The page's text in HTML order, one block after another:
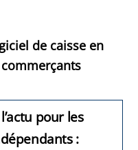
de caisse en
pour les
: